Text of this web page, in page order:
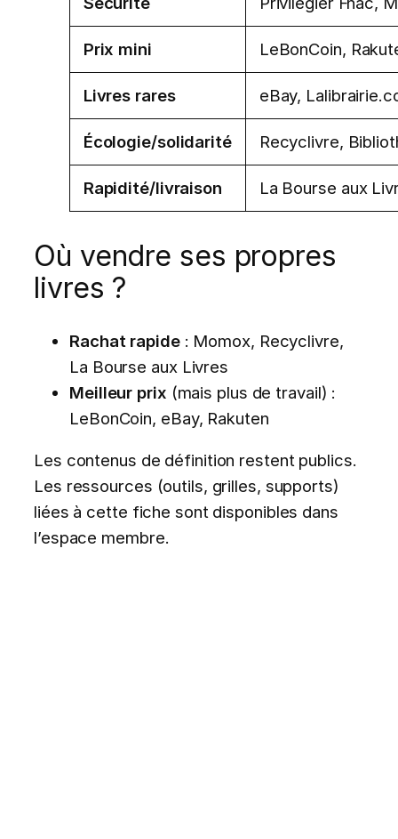
Prix mini LeBonCoin,
Livres rares eBay,
Écologie/solidarité Recyclivre,
Rapidité/livraison La Bourse aux
Où vendre ses propres
livres ?
Rachat rapide: Momox, Recyclivre,
La Bourse aux Livres
Meilleur prix (mais plus de travail) :
LeBonCoin, eBay, Rakuten
Les contenus de définition restent publics.
Les ressources (outils, grilles, supports)
liées à cette fiche sont disponibles dans
l’espace membre.